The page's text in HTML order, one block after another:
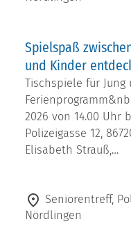
Spielspaß
und Kinder
Tischspiele für
2026 von 14.00 Uhr
Polizeigasse 12,
Elisabeth Strauß,…
Seniorentreff,
Nördlingen